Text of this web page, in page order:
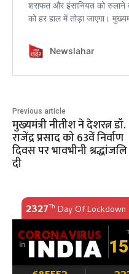
Previous article
मुख्यमंत्री नीतीश ने देशरत्न डॉ.
राजेंद्र प्रसाद को 63वें निर्वाण
दिवस पर भावभीनी श्रद्धांजलि
दी